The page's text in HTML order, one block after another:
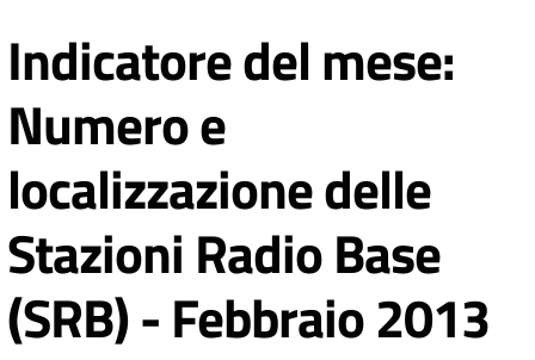
TEMI
AMBIENTALI
TERRITORIO
SERVIZI
DATI
Vai al contenuto
Indicatore del mese:
Numero e
localizzazione delle
Stazioni Radio Base
(SRB) - Febbraio 2013